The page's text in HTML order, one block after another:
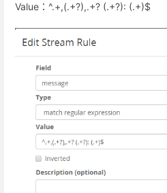
Value：^.+,(.+?),.+? (.+?): (.+)$